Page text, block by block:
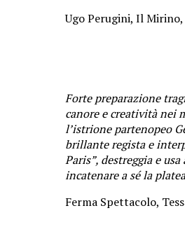
Ugo Perugini, Il
Forte preparazione
canore e creatività nei
l’istrione partenopeo
brillante regista e
Paris”, destreggia e
incatenare a sé la
Ferma Spettacolo,